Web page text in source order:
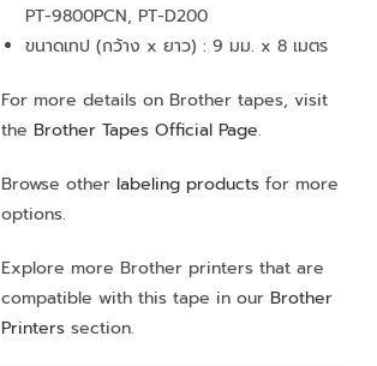
PT-9800PCN, PT-D200
ขนาดเทป (กว้าง x ยาว) : 9 มม. x 8 เมตร
For more details on Brother tapes, visit
the Brother Tapes Official Page.
Browse other labeling productsfor more
options.
Explore more Brother printers that are
compatible with this tape in our Brother
Printerssection.